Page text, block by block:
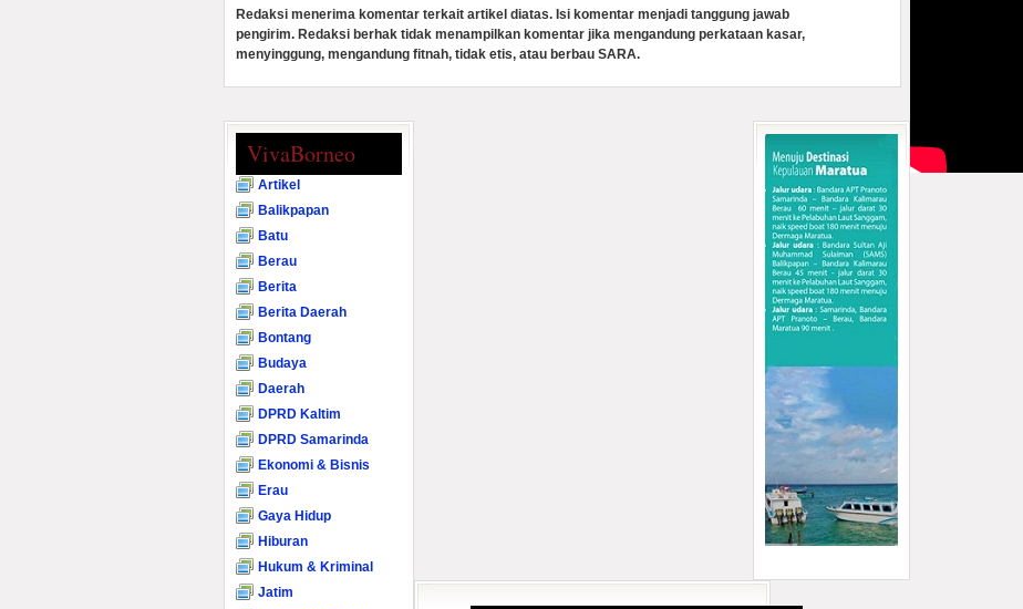
Redaksi menerima komentar terkait artikel diatas. Isi komentar menjadi tanggung jawab
pengirim. Redaksi berhak tidak menampilkan komentar jika mengandung perkataan kasar,
menyinggung, mengandung fitnah, tidak etis, atau berbau SARA.
VivaBorneo
Artikel
Balikpapan
Batu
Berau
Berita
Berita Daerah
Bontang
Budaya
Daerah
DPRD Kaltim
DPRD Samarinda
Ekonomi & Bisnis
Erau
Gaya Hidup
Hiburan
Hukum & Kriminal
Jatim